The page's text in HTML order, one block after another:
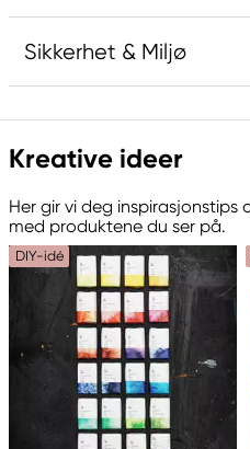
Sikkerhet & Miljø
Ansvarlig EU
Kreatima
205 14 Malmö, Sweden
www.panduro.com
+46 (04) 22 30 70
Kreative ideer
Her gir vi deg inspirasjonstips
med produktene du ser på.
DIY-idé